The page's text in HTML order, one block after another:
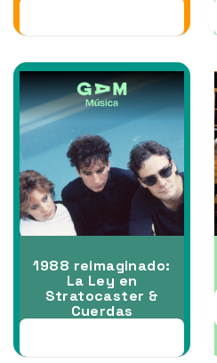
1988 reimaginado:
La Ley en
Stratocaster &
Cuerdas